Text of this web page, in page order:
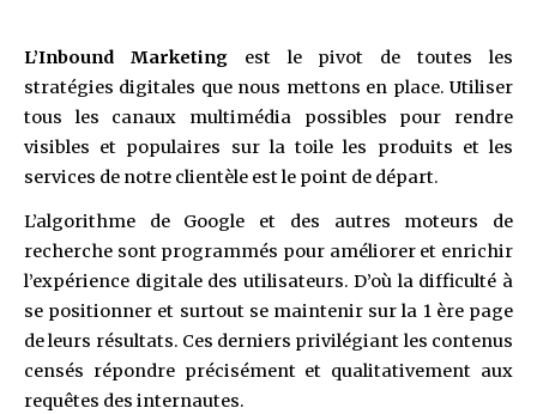
L’Inbound Marketingest le pivot de toutes les
stratégies digitales que nous mettons en place. Utiliser
tous les canaux multimédia possibles pour rendre
visibles et populaires sur la toile les produits et les
services de notre clientèle est le point de départ.
L’algorithme de Google et des autres moteurs de
recherche sont programmés pour améliorer et enrichir
l’expérience digitale des utilisateurs. D’où la difficulté à
se positionner et surtout se maintenir sur la 1 ère page
de leurs résultats. Ces derniers privilégiant les contenus
censés répondre précisément et qualitativement aux
requêtes des internautes.